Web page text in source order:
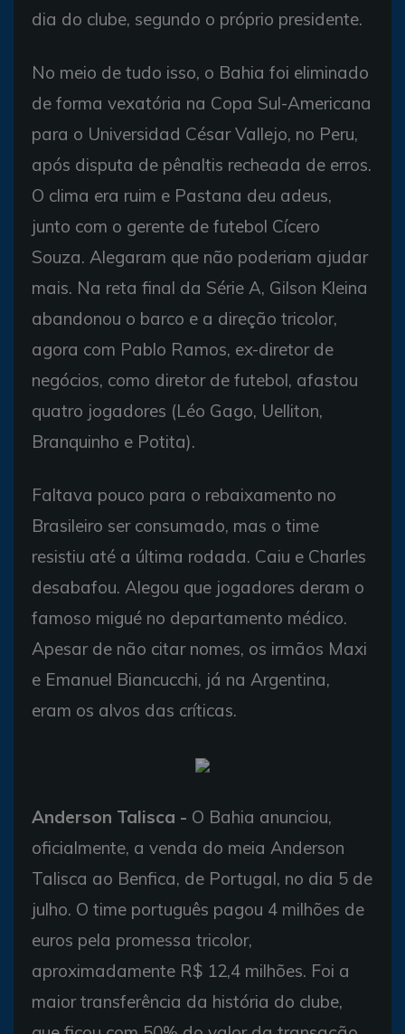
dia do clube, segundo o próprio presidente.
No meio de tudo isso, o Bahia foi eliminado
de forma vexatória na Copa Sul-Americana
para o Universidad César Vallejo, no Peru,
após disputa de pênaltis recheada de erros.
O clima era ruim e Pastana deu adeus,
junto com o gerente de futebol Cícero
Souza. Alegaram que não poderiam ajudar
mais. Na reta final da Série A, Gilson Kleina
abandonou o barco e a direção tricolor,
agora com Pablo Ramos, ex-diretor de
negócios, como diretor de futebol, afastou
quatro jogadores (Léo Gago, Uelliton,
Branquinho e Potita).
Faltava pouco para o rebaixamento no
Brasileiro ser consumado, mas o time
resistiu até a última rodada. Caiu e Charles
desabafou. Alegou que jogadores deram o
famoso migué no departamento médico.
Apesar de não citar nomes, os irmãos Maxi
e Emanuel Biancucchi, já na Argentina,
eram os alvos das críticas.
Anderson Talisca - O Bahia anunciou,
oficialmente, a venda do meia Anderson
Talisca ao Benfica, de Portugal, no dia 5 de
julho. O time português pagou 4 milhões de
euros pela promessa tricolor,
aproximadamente R$ 12,4 milhões. Foi a
maior transferência da história do clube,